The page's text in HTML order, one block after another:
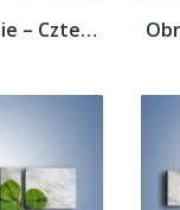
Obraz na płótnie – Czterolistna koniczyna...